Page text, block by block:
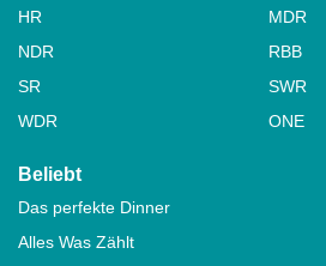
HR
MDR
NDR
RBB
SR
SWR
WDR
ONE
Beliebt
Das perfekte Dinner
Alles Was Zählt